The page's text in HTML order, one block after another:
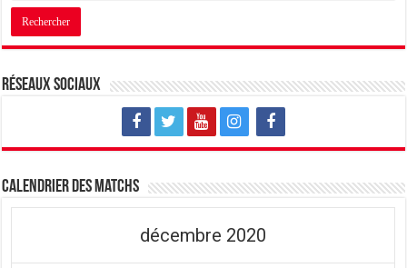
Réseaux sociaux
Calendrier des matchs
décembre 2020